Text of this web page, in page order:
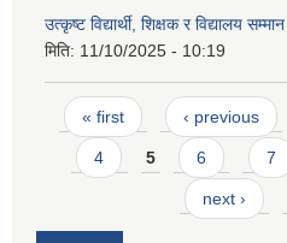
उत्कृष्ट विद्यार्थी, शिक्षक र विद्यालय
मिति: 11/10/2025 - 10:19
Pages
« first ‹ previous
4 5 6 7
next ›